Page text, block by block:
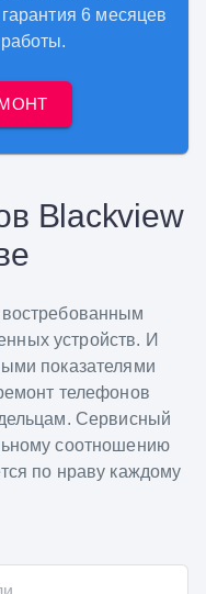
6 месяцев
Blackview
устройств. И
показателями
телефонов
Сервисный
соотношению
по нраву каждому